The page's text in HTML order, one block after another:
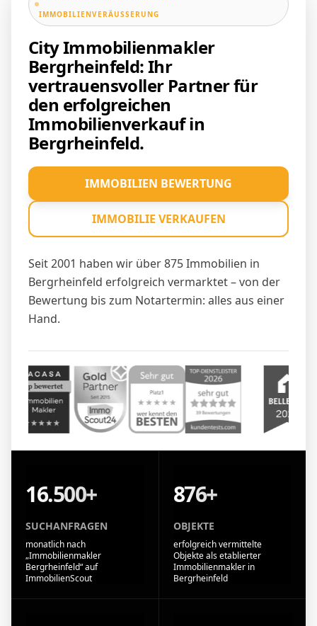
IMMOBILIENVERÄUSSERUNG
City Immobilienmakler
Bergrheinfeld: Ihr
vertrauensvoller Partner für
den erfolgreichen
Immobilienverkauf in
Bergrheinfeld.
Seit 2001 haben wir über 875 Immobilien in
Bergrheinfeld erfolgreich vermarktet – von der
Bewertung bis zum Notartermin: alles aus einer
Hand.
IMMOBILIEN BEWERTUNG
IMMOBILIE VERKAUFEN
16.500+
SUCHANFRAGEN
monatlich nach
„Immobilienmakler
Bergrheinfeld“ auf
ImmobilienScout
876+
OBJEKTE
erfolgreich vermittelte
Objekte als etablierter
Immobilienmakler in
Bergrheinfeld